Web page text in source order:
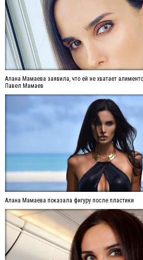
Алана Мамаева заявила, что ей не хватает
Павел Мамаев
Алана Мамаева показала фигуру после пластики